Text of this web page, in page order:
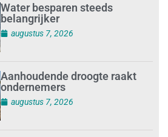
Water besparen steeds
belangrijker
augustus 7, 2026
Aanhoudende droogte raakt
ondernemers
augustus 7, 2026